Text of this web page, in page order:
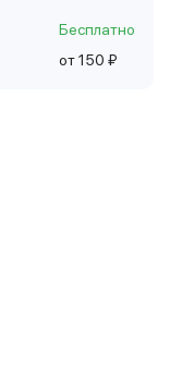
Бесплатно
от 150 ₽